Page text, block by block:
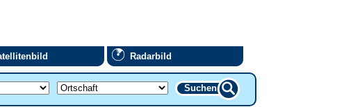
Radarbild
Suchen